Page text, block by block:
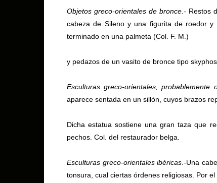
Objetos greco-orientales de bronce .- Restos
cabeza de Sileno y una ﬁgurita de roedor
terminado en una palmeta (Col. F. M.)
y pedazos de un vasito de bronce tipo skyphos.
Esculturas greco-orientales, probablemente
aparece sentada en un sillón, cuyos brazos
Dicha estatua sostiene una gran taza que
pechos. Col. del restaurador belga.
Esculturas greco-orientales ibéricas .-Una
tonsura, cual ciertas órdenes religiosas. Por